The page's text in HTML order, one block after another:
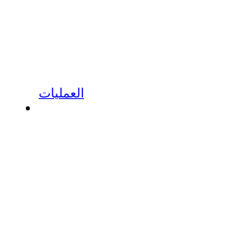
العمليات